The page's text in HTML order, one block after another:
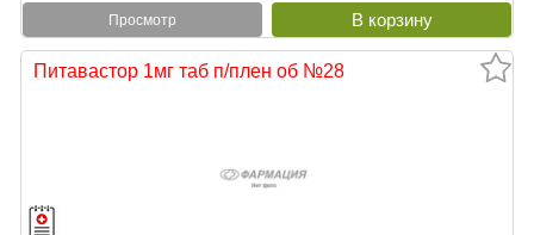
Просмотр
Питавастор 1мг таб п/плен об №28